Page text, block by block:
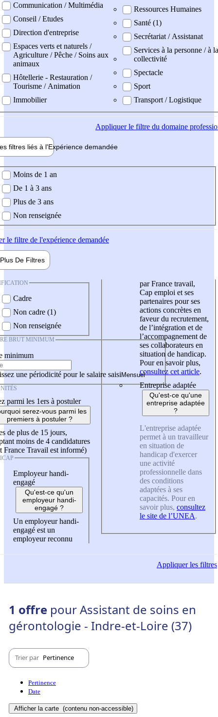
Communication / Multimédia
Conseil / Etudes
Direction d'entreprise
Espaces verts et naturels /
Agriculture / Pêche / Soins aux
animaux
Hôtellerie - Restauration /
Tourisme / Animation
Immobilier
Ressources Humaines
Santé (1)
Secrétariat / Assistanat
Services à la personne / à la
collectivité
Spectacle
Sport
Transport / Logistique
Appliquerle filtre du domaine
filtres liés à l'Expérience demandée
demandée
Moins de 1 an
De 1 à 3 ans
Plus de 3 ans
Non renseignée
le filtre de l'expérience demandée
Plus De Filtres
Cadre
Non cadre (1)
Non renseignée
BRUT MINIMUM
minimum
une périodicité pour le salaire saisi
parmi les 1ers à postuler
serez-vous parmi les
premiers à postuler ?
de plus de 15 jours,
moins de 4 candidatures
France Travail est informé)
Employeur handi-
engagé
Qu'est-ce qu'un
employeur handi-
engagé ?
Un employeur handi-
engagé est un
employeur reconnu
par France travail,
Cap emploi et ses
partenaires pour ses
actions concrètes en
faveur du recrutement,
de l’intégration et de
l’accompagnement de
ses collaborateurs en
situation de handicap.
Pour en savoir plus,
consultez cet article.
Entreprise adaptée
Qu'est-ce qu'une
entreprise adaptée
?
L'entreprise adaptée
permet à un travailleur
en situation de
handicap d'exercer
une activité
professionnelle dans
des conditions
adaptées à ses
capacités. Pour en
savoir plus, consultez
le site de l’UNEA.
Appliquerles filtres
1 offre pour Assistant de soins en
gérontologie - Indre-et-Loire (37)
Trier par Pertinence
Pertinence
Date
Afficher la carte (contenu non-accessible)